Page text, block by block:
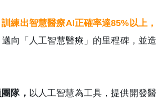
練出智慧醫療AI正確率達85%以上，
邁向「人工智慧醫療」的里程碑，並造
隊， 以人工智慧為工具，提供開發醫